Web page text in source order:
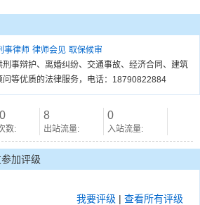
事律师 律师会见 取保候审
事辩护、离婚纠纷、交通事故、经济合同、建筑
等优质的法律服务，电话：18790822884
数:
8
出站流量:
0
入站流量:
加评级
我要评级 | 查看所有评级